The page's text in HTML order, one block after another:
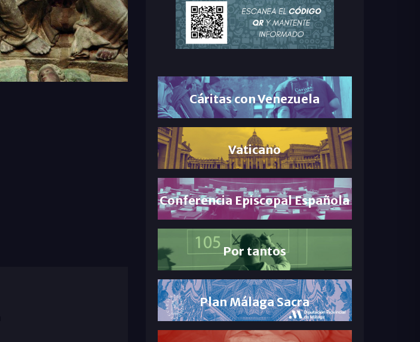
Cáritas con Venezuela
Vaticano
Conferencia Episcopal Española
Por tantos
Plan Málaga Sacra